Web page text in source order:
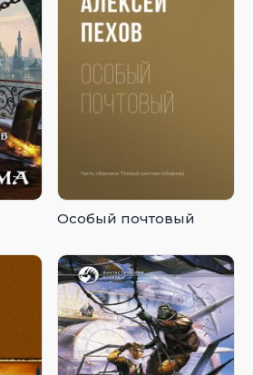
Особый почтовый